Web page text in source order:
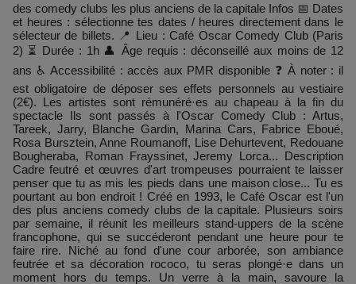
des comedy clubs les plus anciens de la capitale Infos 📅 Dates
et heures : sélectionne tes dates / heures directement dans le
sélecteur de billets. 📍 Lieu : Café Oscar Comedy Club (Paris
2) ⏳ Durée : 1h 👤 Âge requis : déconseillé aux moins de 12
ans ♿ Accessibilité : accès aux PMR disponible ❓ À noter : il
est obligatoire de déposer ses effets personnels au vestiaire
(2€). Les artistes sont rémunéré·es au chapeau à la fin du
spectacle Ils sont passés à l'Oscar Comedy Club : Artus,
Tareek, Jarry, Blanche Gardin, Marina Cars, Fabrice Eboué,
Rosa Bursztein, Anne Roumanoff, Lise Dehurtevent, Redouane
Bougheraba, Roman Frayssinet, Jeremy Lorca... Description
Cadre feutré et œuvres d'art trompeuses pourraient te laisser
penser que tu as mis les pieds dans une maison close... Tu es
pourtant au bon endroit ! Créé en 1993, le Café Oscar est l'un
des plus anciens comedy clubs de la capitale. Plusieurs soirs
par semaine, il réunit les meilleurs stand-uppers de la scène
francophone, qui se succéderont pendant une heure pour te
faire rire. Niché au fond d'une cour arborée, son ambiance
feutrée et sa décoration rococo, tu seras plongé·e dans un
moment hors du temps. Un verre à la main, savoure la